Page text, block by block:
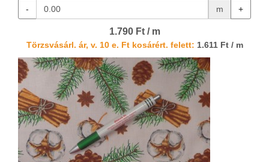
- m +
1.790 Ft / m
Törzsvásárl. ár, v. 10 e. Ft kosárért. felett: 1.611 Ft / m